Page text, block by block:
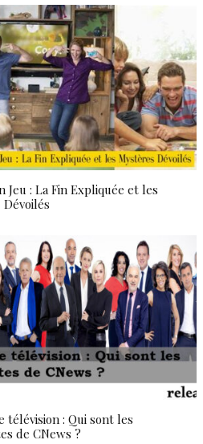
Jeu : La Fin Expliquée et les
télévision : Qui sont les
de CNews ?